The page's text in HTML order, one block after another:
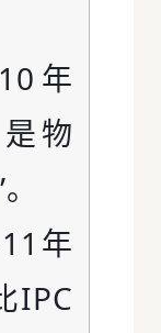
年
物
年
IPC